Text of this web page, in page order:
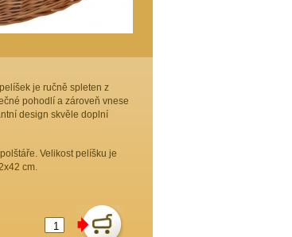
je ručně spleten z
pohodlí a zároveň vnese
design skvěle doplní
Velikost pelíšku je
cm.